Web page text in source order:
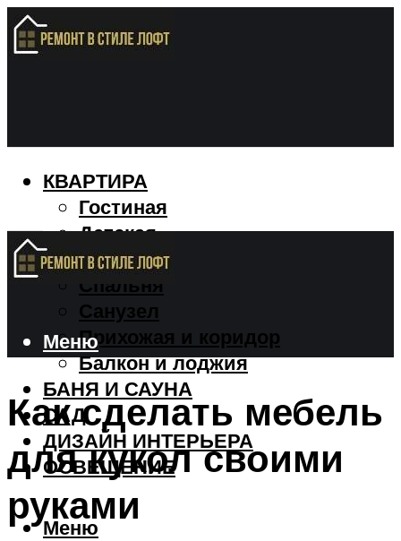
КВАРТИРА
Гостиная
Детская
Кухня
Спальня
Санузел
Прихожая и коридор
Балкон и лоджия
БАНЯ И САУНА
САД
ДИЗАЙН ИНТЕРЬЕРА
ОСВЕЩЕНИЕ
Меню
Меню
Как сделать мебель
для кукол своими
руками